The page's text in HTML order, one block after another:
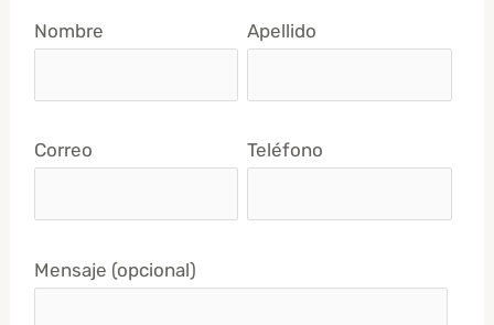
Nombre Apellido
Correo Teléfono
Mensaje (opcional)